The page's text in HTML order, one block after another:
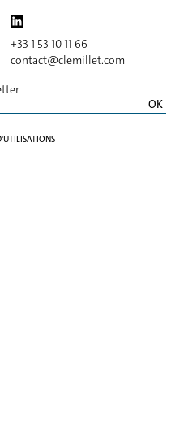
+33 1 53 10 11 66
contact@clemillet.com